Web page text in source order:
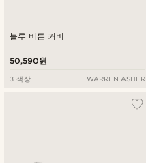
블루 버튼 커버
50,590원
3 색상 WARREN ASHER